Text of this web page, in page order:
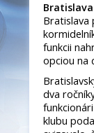
Bratislava
funkcii
opciou na
dva
klubu